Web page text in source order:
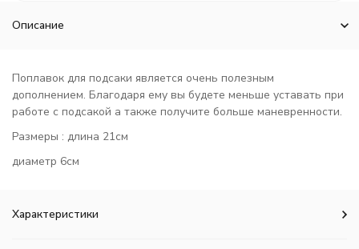
Описание
Поплавок для подсаки является очень полезным
дополнением. Благодаря ему вы будете меньше уставать при
работе с подсакой а также получите больше маневренности.
Размеры : длина 21см
диаметр 6см
Характеристики